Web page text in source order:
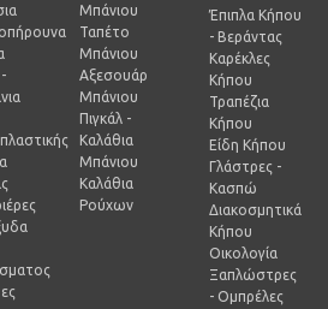
Μπάνιου
Ταπέτο
Μπάνιου
Αξεσουάρ
Μπάνιου
Πιγκάλ -
Καλάθια
Μπάνιου
Καλάθια
Ρούχων
Έπιπλα Κήπου
- Βεράντας
Καρέκλες
Κήπου
Τραπέζια
Κήπου
Είδη Κήπου
Γλάστρες -
Κασπώ
Διακοσμητικά
Κήπου
Οικολογία
Ξαπλώστρες
- Ομπρέλες